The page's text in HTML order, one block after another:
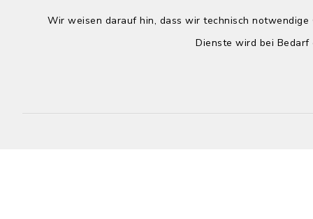
Wir weisen darauf hin, dass wir technisch
Dienste wird bei
info@amt-horst-herzhorn.de
08:00-